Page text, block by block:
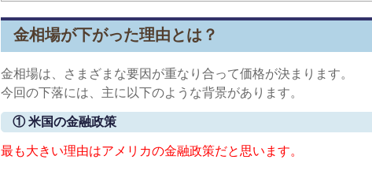
金相場が下がった理由とは？
金相場は、さまざまな要因が重なり合って価格が決まります。
今回の下落には、主に以下のような背景があります。
① 米国の金融政策
最も大きい理由はアメリカの金融政策だと思います。